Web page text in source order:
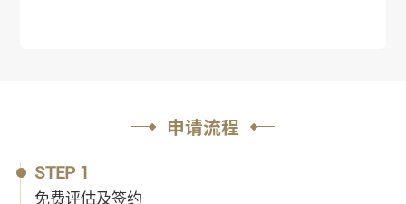
申请流程
STEP 1
免费评估及签约